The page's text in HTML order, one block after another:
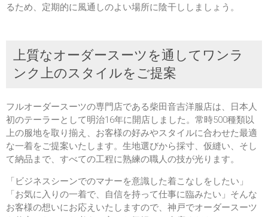
るため、定期的に風通しのよい場所に陰干ししましょう。
上質なオーダースーツを通してワンラ
ンク上のスタイルをご提案
フルオーダースーツの専門店である柴田音吉洋服店は、日本人
初のテーラーとして明治16年に開店しました。常時500種類以
上の服地を取り揃え、お客様の好みやスタイルに合わせた最適
な一着をご提案いたします。生地選びから採寸、仮縫い、そし
て納品まで、すべての工程に熟練の職人の技が光ります。
「ビジネスシーンでのマナーを意識した着こなしをしたい」
「お気に入りの一着で、自信を持って仕事に臨みたい」そんな
お客様の想いにお応えいたしますので、神戸でオーダースーツ